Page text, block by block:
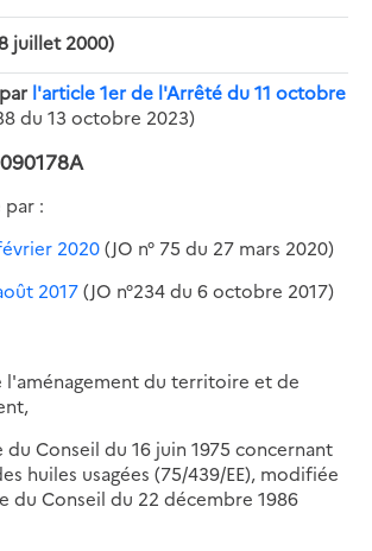
juillet 2000)
l'article 1er de l'Arrêté du 11 octobre
du 13 octobre 2023)
:
2020(JO n° 75 du 27 mars 2020)
2017(JO n°234 du 6 octobre 2017)
l'aménagement du territoire et de
Conseil du 16 juin 1975 concernant
huiles usagées (75/439/EE), modifiée
du Conseil du 22 décembre 1986